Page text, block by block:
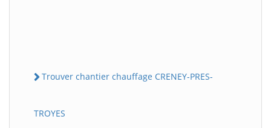
Trouver chantier chauffage CRENEY-PRES-
TROYES